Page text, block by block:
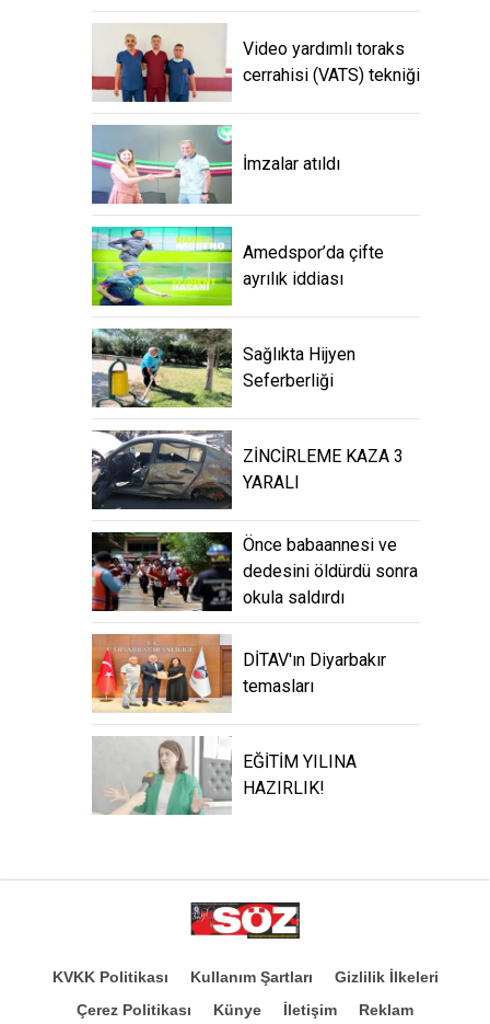
Video yardımlı toraks
cerrahisi (VATS) tekniği
İmzalar atıldı
Amedspor’da çifte
ayrılık iddiası
Sağlıkta Hijyen
Seferberliği
ZİNCİRLEME KAZA 3
YARALI
Önce babaannesi ve
dedesini öldürdü sonra
okula saldırdı
DİTAV'ın Diyarbakır
temasları
EĞİTİM YILINA
HAZIRLIK!
KVKK Politikası Kullanım Şartları
Gizlilik İlkeleri
Çerez Politikası
Künye İletişim Reklam